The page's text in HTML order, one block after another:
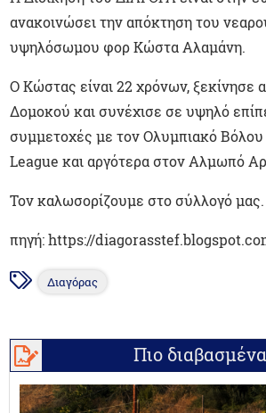
ανακοινώσει την απόκτηση του
υψηλόσωμου φορ Κώστα Αλαμάνη.
Ο Κώστας είναι 22 χρόνων, ξεκίνησε
Δομοκού και συνέχισε σε υψηλό
συμμετοχές με τον Ολυμπιακό
League και αργότερα στον Αλμωπό
Τον καλωσορίζουμε στο σύλλογό μας.
πηγή: https://
Διαγόρας
Πιο διαβασμένα